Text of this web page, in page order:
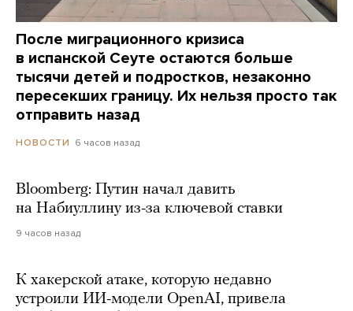
После миграционного кризиса
в испанской Сеуте остаются больше
тысячи детей и подростков, незаконно
пересекших границу. Их нельзя просто так
отправить назад
НОВОСТИ 6 часов назад
Bloomberg: Путин начал давить
на Набиуллину из-за ключевой ставки
9 часов назад
К хакерской атаке, которую недавно
устроили ИИ-модели OpenAI, привела